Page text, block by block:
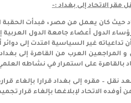
مقر الاتحاد إلى بغداد :-
تاريخ الاتحاد حيث كان يعمل من مصر ،
رؤساء الدول أعضاء جامعة الدول
غير السياسية امتدت إلى
بالقاهرة على استمرار في نشاطه
للاتحاد – بعد نقل – مقره إلى بغداد
أوفده الاتحاد لإبلاغها بإلغاء قرار